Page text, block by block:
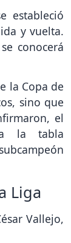
estableció
y vuelta.
conocerá
la Copa de
sino que
el
la tabla
Liga
Vallejo,